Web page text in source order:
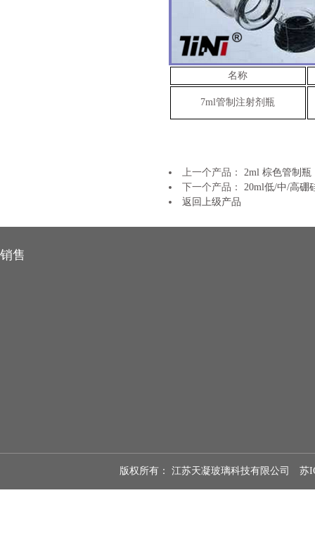
名称
7ml管制注射剂瓶
上一个产品： 2ml 棕色管制瓶
下一个产品： 20ml低/中/高硼
返回上级产品
销售
版权所有： 江苏天凝玻璃科技有限公司苏